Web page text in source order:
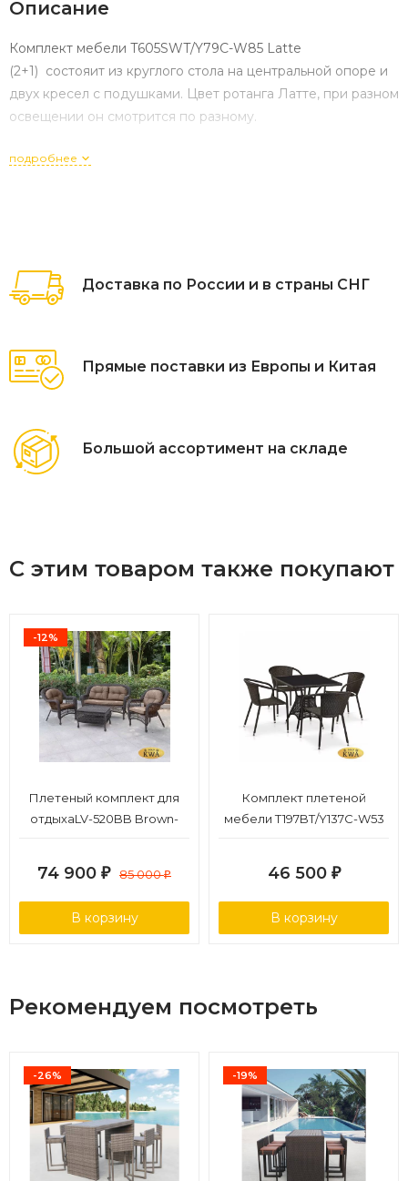
Описание
Комплект мебели T605SWT/Y79C-W85 Latte
(2+1) состояит из круглого стола на центральной опоре и
двух кресел с подушками. Цвет ротанга Латте, при разном
освещении он смотрится по разному.
подробнее
Доставка по России и в страны СНГ
Прямые поставки из Европы и Китая
Большой ассортимент на складе
С этим товаром также покупают
-12%
Плетеный комплект для
отдыхаLV-520BB Brown-
74 900 ₽ 85 000₽
В корзину
Комплект плетеной
мебели T197BT/Y137C-W53
46 500 ₽
В корзину
Рекомендуем посмотреть
-26% -19%